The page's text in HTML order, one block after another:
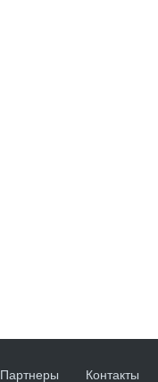
Партнеры Контакты